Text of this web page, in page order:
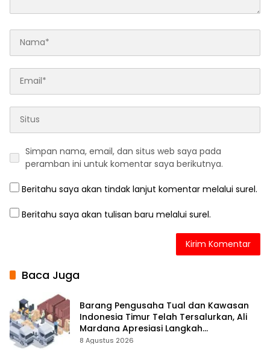
Simpan nama, email, dan situs web saya pada
peramban ini untuk komentar saya berikutnya.
Beritahu saya akan tindak lanjut komentar melalui surel.
Beritahu saya akan tulisan baru melalui surel.
Baca Juga
Barang Pengusaha Tual dan Kawasan
Indonesia Timur Telah Tersalurkan, Ali
Mardana Apresiasi Langkah
Penyelesaian PT Afid Logistik dan PT
8 Agustus 2026